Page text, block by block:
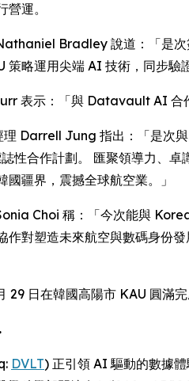
運。
Bradley 說道：「是次
略運用尖端 AI 技術，同步驗
表示：「與 Datavault AI 合
Darrell Jung 指出：「是次
性合作計劃。 匯聚領導力、
疆界，震撼全球航空業。」
Choi 稱：「今次能與
作對塑造未來航空與數碼身份
29 日在韓國高陽市 KAU 圓滿完
DVLT) 正引領 AI 驅動的數據